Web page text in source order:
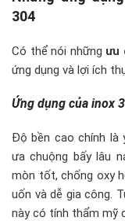
304
Có thể nói những ưu
ứng dụng và lợi ích
Ứng dụng của inox
Độ bền cao chính là
ưa chuộng bấy lâu
mòn tốt, chống oxy
uốn và dễ gia công.
này có tính thẩm mỹ